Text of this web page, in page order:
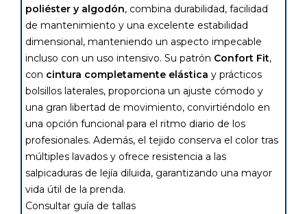
poliéster y algodón, combina durabilidad, facilidad
de mantenimiento y una excelente estabilidad
dimensional, manteniendo un aspecto impecable
incluso con un uso intensivo. Su patrón Confort Fit,
con cintura completamente elástica y prácticos
bolsillos laterales, proporciona un ajuste cómodo y
una gran libertad de movimiento, convirtiéndolo en
una opción funcional para el ritmo diario de los
profesionales. Además, el tejido conserva el color tras
múltiples lavados y ofrece resistencia a las
salpicaduras de lejía diluida, garantizando una mayor
vida útil de la prenda.
Consultar guía de tallas